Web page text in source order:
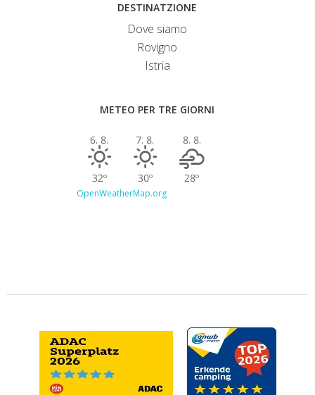
DESTINATZIONE
Dove siamo
Rovigno
Istria
METEO PER TRE GIORNI
6. 8.
32º
7. 8.
30º
8. 8.
28º
OpenWeatherMap.org